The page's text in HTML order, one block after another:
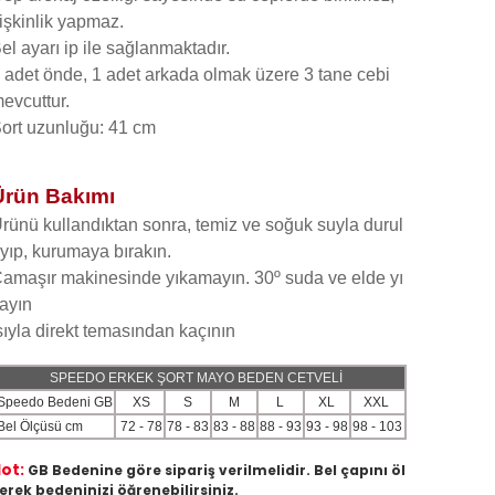
yapmaz.
ayarı ip ile sağlanmaktadır.
adet önde, 1 adet arkada olmak üzere 3 tane cebi
uzunluğu: 41 cm
Bakımı
kullandıktan sonra, temiz ve soğuk suyla durul
kurumaya bırakın.
makinesinde yıkamayın. 30º suda ve elde yı
direkt temasından kaçının
SPEEDO ERKEK ŞORT MAYO BEDEN CETVELİ
Bedeni GB
XS S M L XL
XXL
Bel Ölçüsü cm
72 - 78 78 - 83 83 - 88 88 - 93 93 - 98 98 - 103
GB Bedenine göre sipariş verilmelidir. Bel çapını öl
bedeninizi öğrenebilirsiniz.